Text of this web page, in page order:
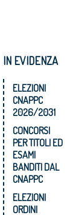
IN EVIDENZA
ELEZIONI
CNAPPC
2026/2031
CONCORSI
PER TITOLI ED
ESAMI
BANDITI DAL
CNAPPC
ELEZIONI
ORDINI